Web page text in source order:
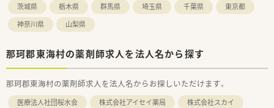
茨城県 栃木県 群馬県 埼玉県 千葉県
東京都
神奈川県
山梨県
那珂郡東海村の薬剤師求人を法人名から探す
那珂郡東海村の薬剤師求人を法人名からお探しいただけます。
医療法人社団桜水会 株式会社アイセイ薬局
株式会社スカイ